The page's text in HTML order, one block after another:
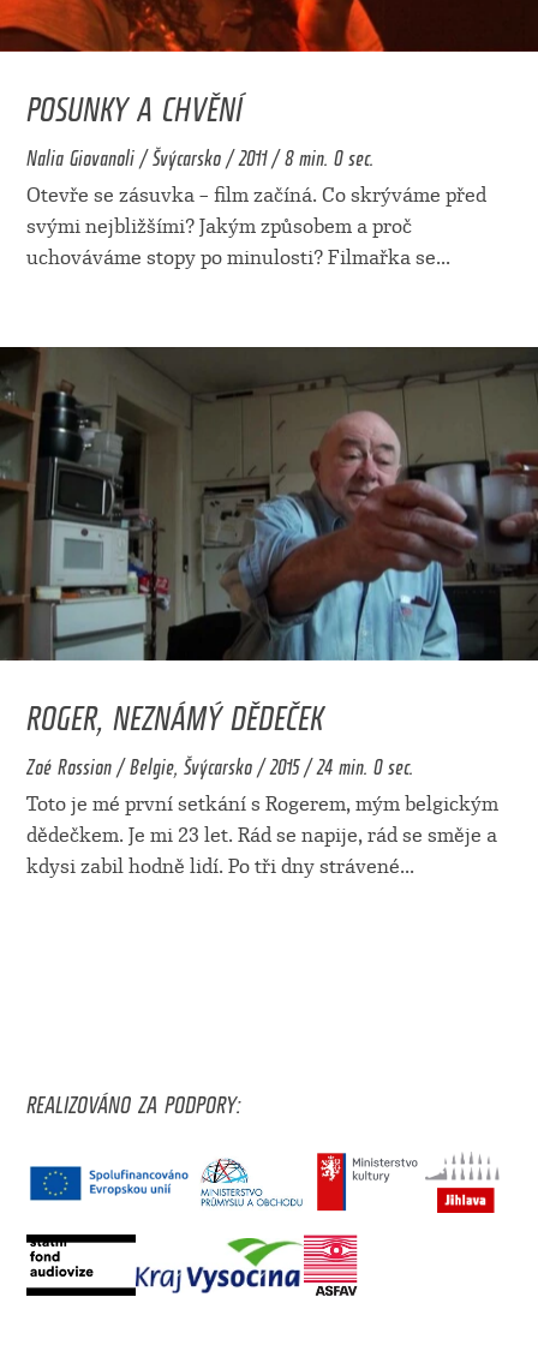
POSUNKY A CHVĚNÍ
Nalia Giovanoli / Švýcarsko / 2011 / 8 min. 0 sec.
Otevře se zásuvka – film začíná. Co skrýváme před
svými nejbližšími? Jakým způsobem a proč
uchováváme stopy po minulosti? Filmařka se...
ROGER, NEZNÁMÝ DĚDEČEK
Zoé Rossion / Belgie, Švýcarsko / 2015 / 24 min. 0 sec.
Toto je mé první setkání s Rogerem, mým belgickým
dědečkem. Je mi 23 let. Rád se napije, rád se směje a
kdysi zabil hodně lidí. Po tři dny strávené...
REALIZOVÁNO ZA PODPORY: